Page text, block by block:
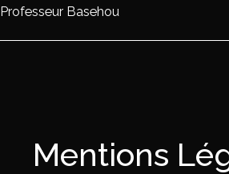
Professeur Basehou
Mentions